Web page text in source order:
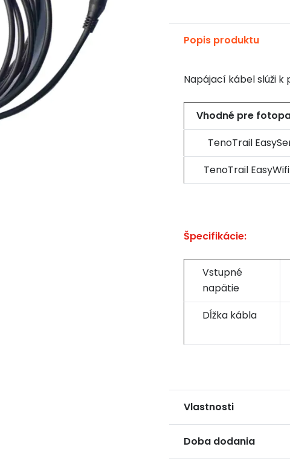
externému
pre
TenoTrail
Popis produktu
Napájací kábel slúži
Vhodné pre
TenoTrail
TenoTrail
Špecifikácie:
Vstupné
napätie
Dĺžka kábla
Vlastnosti
Doba dodania